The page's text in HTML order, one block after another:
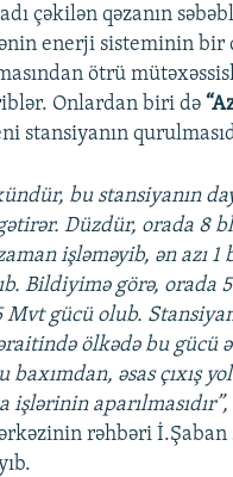
çəkilən qəzanın
enerji sisteminin bir
ötrü
Onlardan biri də
stansiyanın
bu stansiyanın
Düzdür, orada 8
işləməyib, ən azı 1
Bildiyimə görə, orada
Mvt gücü olub.
ölkədə bu gücü
baxımdan, əsas çıxış
işlərinin aparılmasıdır”,
rəhbəri İ.Şaban